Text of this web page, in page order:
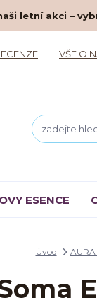
letní akci –
VŠE O
ESENCE
Úvod